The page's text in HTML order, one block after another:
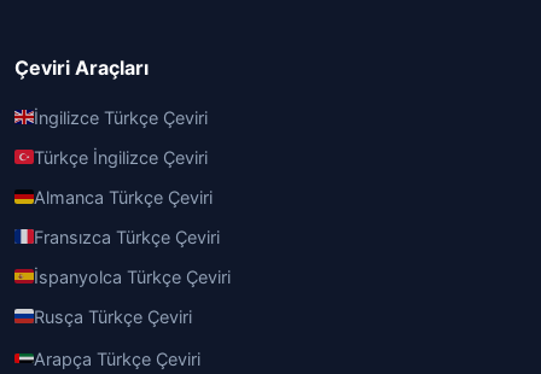
Çeviri Araçları
İngilizce Türkçe Çeviri
Türkçe İngilizce Çeviri
Almanca Türkçe Çeviri
Fransızca Türkçe Çeviri
İspanyolca Türkçe Çeviri
Rusça Türkçe Çeviri
Arapça Türkçe Çeviri